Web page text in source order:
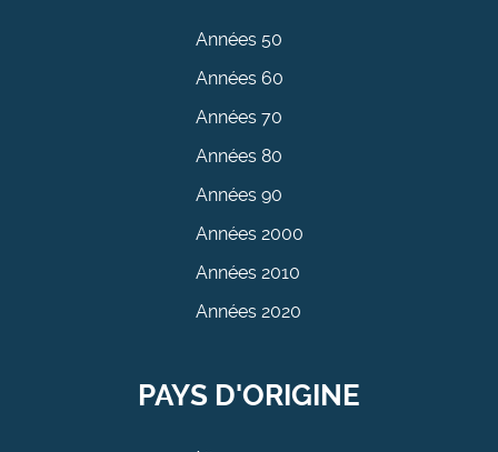
Années 50
Années 60
Années 70
Années 80
Années 90
Années 2000
Années 2010
Années 2020
PAYS D'ORIGINE